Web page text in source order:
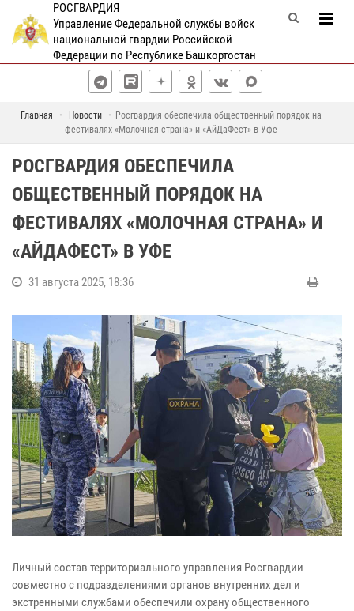
РОСГВАРДИЯ
Управление Федеральной службы войск
национальной гвардии Российской
Федерации по Республике Башкортостан
Главная Новости
Росгвардия обеспечила общественный порядок на
фестивалях «Молочная страна» и «АйДаФест» в Уфе
РОСГВАРДИЯ ОБЕСПЕЧИЛА
ОБЩЕСТВЕННЫЙ ПОРЯДОК НА
ФЕСТИВАЛЯХ «МОЛОЧНАЯ СТРАНА» И
«АЙДАФЕСТ» В УФЕ
31 августа 2025, 18:36
Личный состав территориального управления Росгвардии
совместно с подразделениями органов внутренних дел и
экстренными службами обеспечили охрану общественного